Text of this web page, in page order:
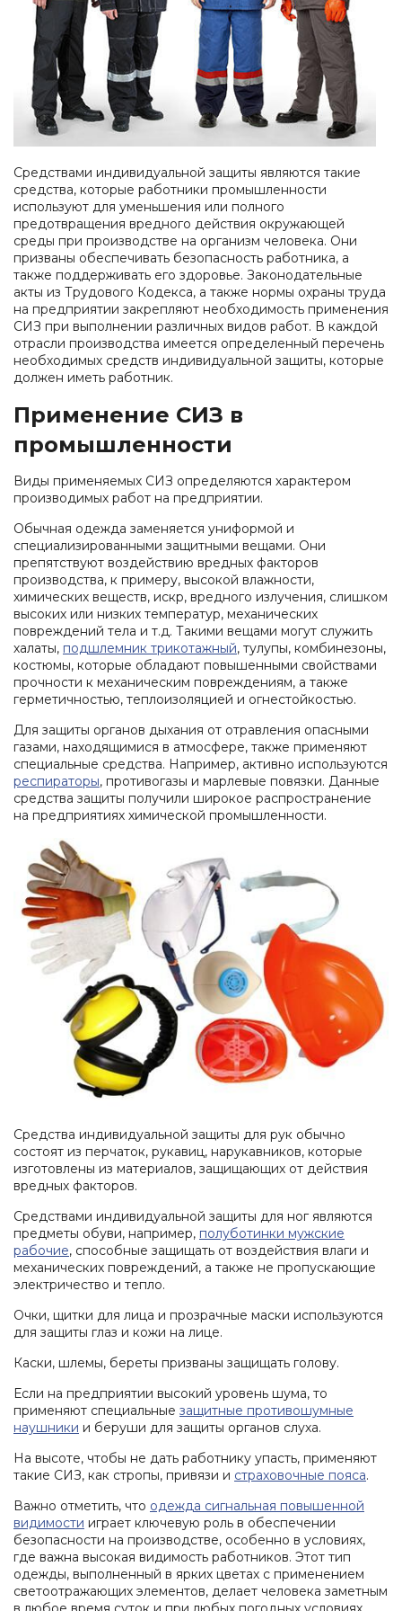
одежда
Влагозащитная
одежда
Одноразовая
спецодежда
Одежда
для
Обувь
для
защиты
от
повышенных
температур
Аксессуары
для
Средства
защиты
головы
Респираторы
Средства
защиты
органов
слуха
Защитные
фартуки
Наколенники
Диэлектрические
изделия
При
высотных
работах
Ткани
швейная
фурнитура
Средствами индивидуальной защиты являются такие
средства, которые работники промышленности
используют для уменьшения или полного
предотвращения вредного действия окружающей
среды при производстве на организм человека. Они
призваны обеспечивать безопасность работника, а
также поддерживать его здоровье. Законодательные
акты из Трудового Кодекса, а также нормы охраны труда
на предприятии закрепляют необходимость применения
СИЗ при выполнении различных видов работ. В каждой
отрасли производства имеется определенный перечень
необходимых средств индивидуальной защиты, которые
должен иметь работник.
Применение СИЗ в
промышленности
Виды применяемых СИЗ определяются характером
производимых работ на предприятии.
Обычная одежда заменяется униформой и
специализированными защитными вещами. Они
препятствуют воздействию вредных факторов
производства, к примеру, высокой влажности,
химических веществ, искр, вредного излучения, слишком
высоких или низких температур, механических
повреждений тела и т.д. Такими вещами могут служить
халаты, подшлемник трикотажный, тулупы, комбинезоны,
костюмы, которые обладают повышенными свойствами
прочности к механическим повреждениям, а также
герметичностью, теплоизоляцией и огнестойкостью.
Для защиты органов дыхания от отравления опасными
газами, находящимися в атмосфере, также применяют
специальные средства. Например, активно используются
респираторы, противогазы и марлевые повязки. Данные
средства защиты получили широкое распространение
на предприятиях химической промышленности.
Средства индивидуальной защиты для рук обычно
состоят из перчаток, рукавиц, нарукавников, которые
изготовлены из материалов, защищающих от действия
вредных факторов.
Средствами индивидуальной защиты для ног являются
предметы обуви, например, полуботинки мужские
рабочие, способные защищать от воздействия влаги и
механических повреждений, а также не пропускающие
электричество и тепло.
Очки, щитки для лица и прозрачные маски используются
для защиты глаз и кожи на лице.
Каски, шлемы, береты призваны защищать голову.
Если на предприятии высокий уровень шума, то
применяют специальные защитные противошумные
наушники и беруши для защиты органов слуха.
На высоте, чтобы не дать работнику упасть, применяют
такие СИЗ, как стропы, привязи и страховочные пояса.
Важно отметить, что одежда сигнальная повышенной
видимости играет ключевую роль в обеспечении
безопасности на производстве, особенно в условиях,
где важна высокая видимость работников. Этот тип
одежды, выполненный в ярких цветах с применением
светоотражающих элементов, делает человека заметным